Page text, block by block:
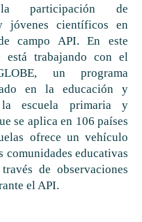
participación de
jóvenes científicos en
campo API. En este
está trabajando con el
un programa
en la educación y
escuela primaria y
se aplica en 106 países
ofrece un vehículo
comunidades educativas
de observaciones
el API.